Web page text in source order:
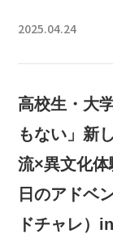
2025.04.24
高校生・大
もない」新
流×異文化
日のアドベ
ドチャレ）